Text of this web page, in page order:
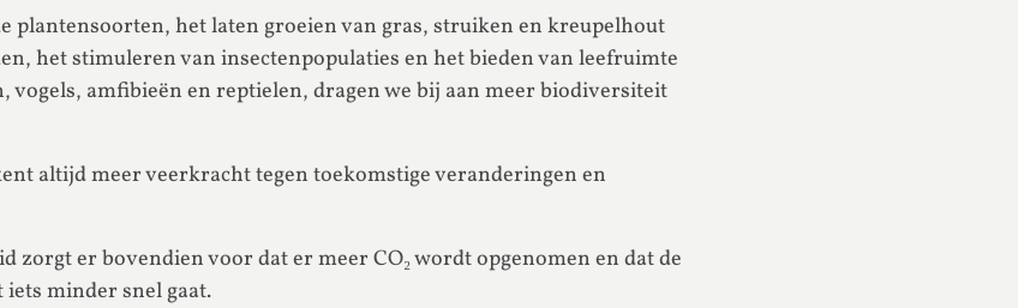
plantensoorten, het laten groeien van gras, struiken en kreupelhout
het stimuleren van insectenpopulaties en het bieden van leefruimte
vogels, amfibieën en reptielen, dragen we bij aan meer biodiversiteit
altijd meer veerkracht tegen toekomstige veranderingen en
zorgt er bovendien voor dat er meer CO₂ wordt opgenomen en dat de
minder snel gaat.